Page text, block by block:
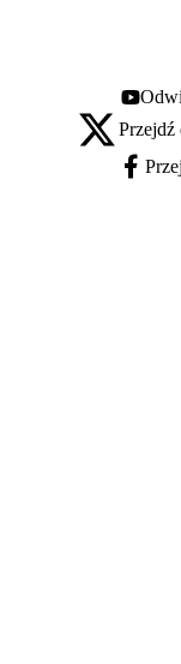
Youtube -
X - otwiera się w
Facebook